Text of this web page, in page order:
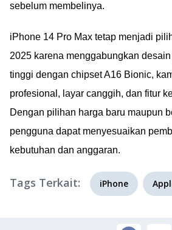
sebelum membelinya.
iPhone 14 Pro Max tetap menjadi
2025 karena menggabungkan
tinggi dengan chipset A16 Bionic,
profesional, layar canggih, dan fitur
Dengan pilihan harga baru maupun
pengguna dapat menyesuaikan
kebutuhan dan anggaran.
Tags Terkait: iPhone